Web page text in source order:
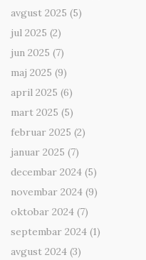
avgust 2025 (5)
jul 2025 (2)
jun 2025 (7)
maj 2025 (9)
april 2025 (6)
mart 2025 (5)
februar 2025 (2)
januar 2025 (7)
decembar 2024 (5)
novembar 2024 (9)
oktobar 2024 (7)
septembar 2024 (1)
avgust 2024 (3)